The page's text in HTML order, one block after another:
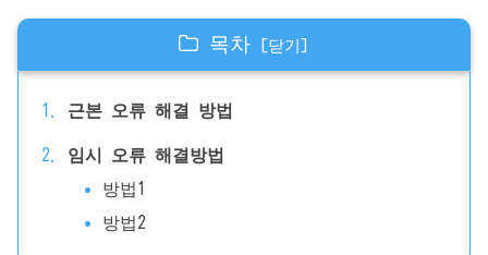
목차
근본 오류 해결 방법
임시 오류 해결방법
방법1
방법2